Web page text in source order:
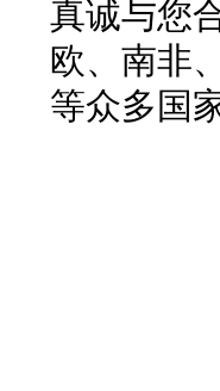
真诚与您
欧、南非
等众多国